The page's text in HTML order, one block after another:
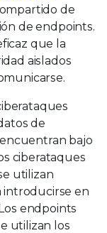
de
de endpoints.
que la
aislados
de
bajo
ciberataques
utilizan
introducirse en
endpoints
utilizan los